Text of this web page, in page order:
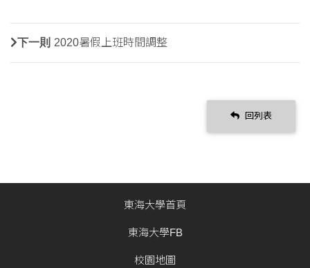
下一則 2020暑假上班時間調整
回列表
東海大學首頁
東海大學FB
校園地圖